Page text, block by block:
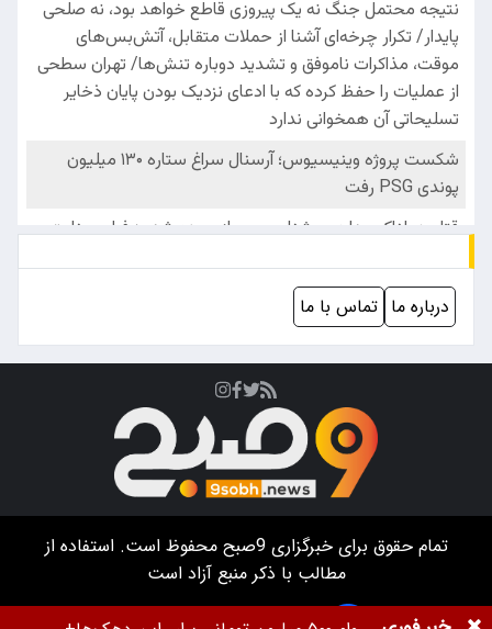
درباره ما تماس با ما
تمام حقوق برای خبرگزاری9صبح
محفوظ است. استفاده از
مطالب با ذکر منبع آزاد است